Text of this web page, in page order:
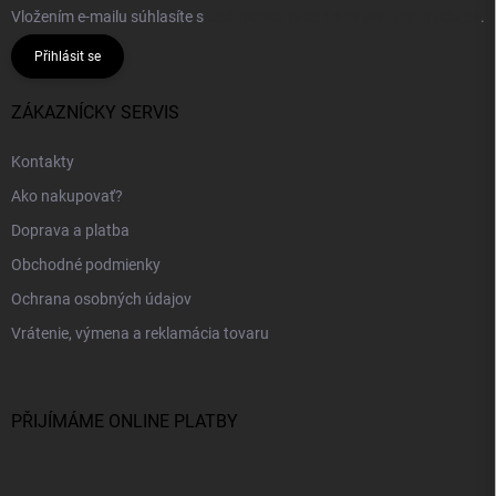
Vložením e-mailu súhlasíte s .
Přihlásit se
ZÁKAZNÍCKY SERVIS
Kontakty
Ako nakupovať?
Doprava a platba
Obchodné podmienky
Ochrana osobných údajov
Vrátenie, výmena a reklamácia tovaru
PŘIJÍMÁME ONLINE PLATBY